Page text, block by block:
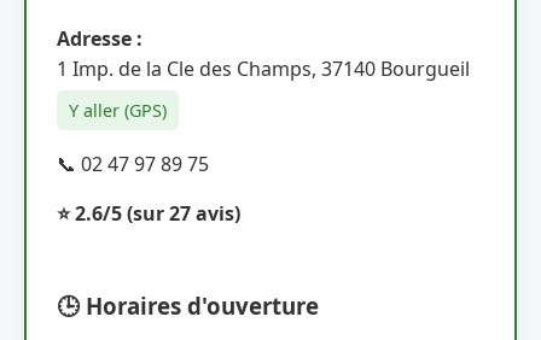
Adresse :
1 Imp. de la Cle des Champs, 37140 Bourgueil
Y aller (GPS)
📞 02 47 97 89 75
⭐ 2.6/5(sur 27 avis)
🕒 Horaires d'ouverture